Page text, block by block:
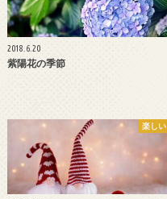
2018.6.20
紫陽花の季節
楽しい